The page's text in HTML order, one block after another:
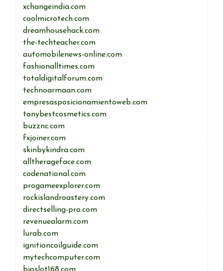
xchangeindia.com
coolmicrotech.com
dreamhousehack.com
the-techteacher.com
automobilenews-online.com
fashionalltimes.com
totaldigitalforum.com
technoarmaan.com
empresasposicionamientoweb.com
tonybestcosmetics.com
buzznc.com
fxjoiner.com
skinbykindra.com
alltherageface.com
codenational.com
progameexplorer.com
rockislandroastery.com
directselling-pro.com
revenuealarm.com
lurab.com
ignitioncoilguide.com
mytechcomputer.com